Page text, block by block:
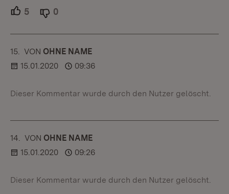
5 Unterstützer.
0
15. KOMMENTAR
VON :OHNE NAME
15.01.2020
09:36
Dieser Kommentar wurde durch den Nutzer gelöscht.
14. KOMMENTAR
VON :OHNE NAME
15.01.2020
09:26
Dieser Kommentar wurde durch den Nutzer gelöscht.